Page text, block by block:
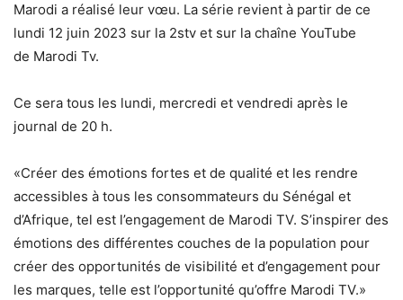
Marodi a réalisé leur vœu. La série revient à partir de ce
lundi 12 juin 2023 sur la 2stv et sur la chaîne YouTube
de Marodi Tv.
Ce sera tous les lundi, mercredi et vendredi après le
journal de 20 h.
«Créer des émotions fortes et de qualité et les rendre
accessibles à tous les consommateurs du Sénégal et
d’Afrique, tel est l’engagement de Marodi TV. S’inspirer des
émotions des différentes couches de la population pour
créer des opportunités de visibilité et d’engagement pour
les marques, telle est l’opportunité qu’offre Marodi TV.»